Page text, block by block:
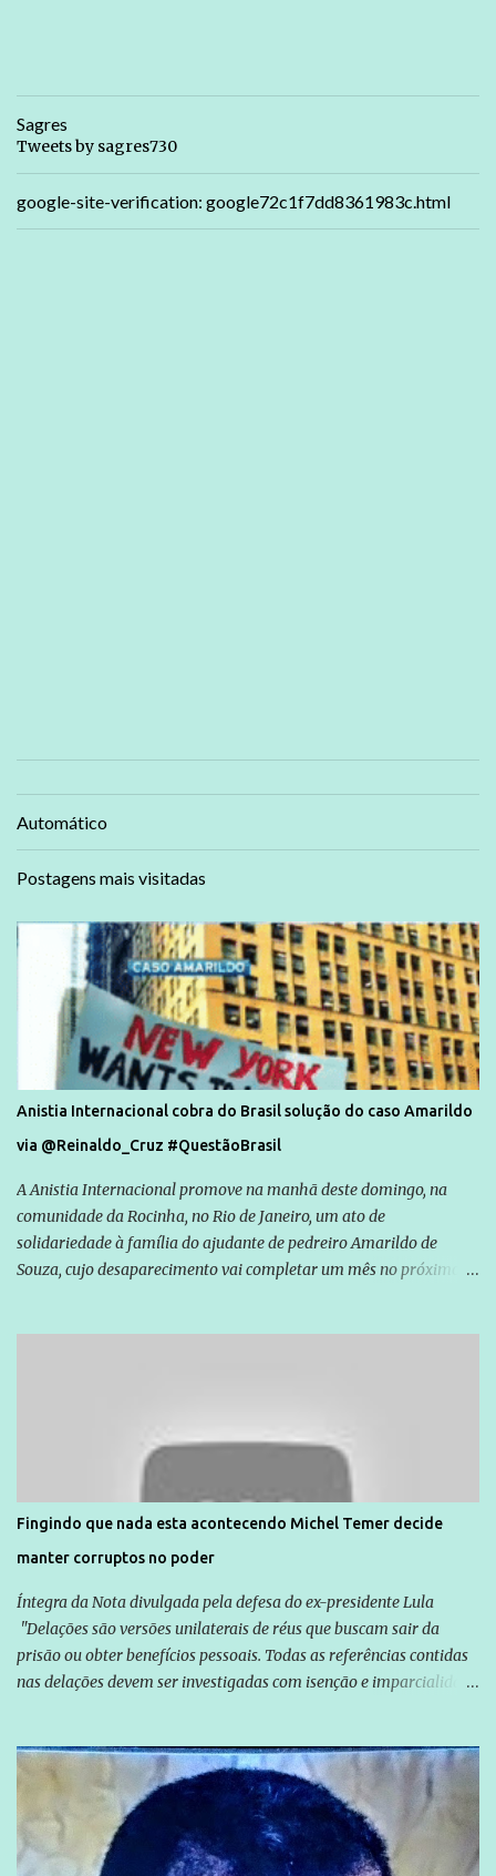
Sagres
Tweets by sagres730
google-site-verification: google72c1f7dd8361983c.html
Automático
Postagens mais visitadas
Anistia Internacional cobra do Brasil solução do caso Amarildo
via @Reinaldo_Cruz #QuestãoBrasil
A Anistia Internacional promove na manhã deste domingo, na
comunidade da Rocinha, no Rio de Janeiro, um ato de
solidariedade à família do ajudante de pedreiro Amarildo de
Souza, cujo desaparecimento vai completar um mês no próximo
são vítimas de violência, estão em situação de risco ou têm seus
direitos violados. Leia mais: Anistia Internacional cobra do Brasil
solução do caso Amarildo - Terra Brasil
Fingindo que nada esta acontecendo Michel Temer decide
manter corruptos no poder
Íntegra da Nota divulgada pela defesa do ex-presidente Lula
"Delações são versões unilaterais de réus que buscam sair da
prisão ou obter benefícios pessoais. Todas as referências contidas
nas delações devem ser investigadas com isenção e imparcialidade
Globo manteve com o Grupo Odebrecht, citada na delação de
Emílio Odebrecht. Lula sempre atuou para promover o Brasil no
exterior, e não para promover determinadas empresas ou
empresários" Assina a nota o advogado Cristiano Zanin Martins